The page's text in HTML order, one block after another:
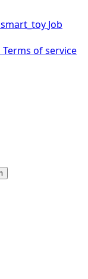
smart_toy Job
Terms of service